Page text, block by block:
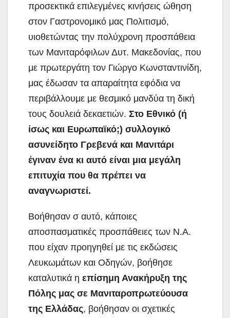
προσεκτικά επιλεγμένες κινήσεις ώθηση
στον Γαστρονομικό μας Πολιτισμό,
υιοθετώντας την πολύχρονη προσπάθεια
των Μανιταρόφιλων Δυτ. Μακεδονίας, που
με πρωτεργάτη τον Γιώργο Κωνσταντινίδη,
μας έδωσαν τα απαραίτητα εφόδια να
περιβάλλουμε με θεσμικό μανδύα τη δική
τους δουλειά δεκαετιών. Στο Εθνικό (ή
ίσως και Ευρωπαϊκό;) συλλογικό
ασυνείδητο Γρεβενά και Μανιτάρι
έγιναν ένα κι αυτό είναι μια μεγάλη
επιτυχία που θα πρέπει να
αναγνωριστεί.
Βοήθησαν σ αυτό, κάποιες
αποσπασματικές προσπάθειες των Ν.Α.
που είχαν προηγηθεί με τις εκδώσεις
Λευκωμάτων και Οδηγών, βοήθησε
καταλυτικά η επίσημη Ανακήρυξη της
Πόλης μας σε Μανιταροπρωτεύουσα
της Ελλάδας, βοήθησαν οι σχετικές